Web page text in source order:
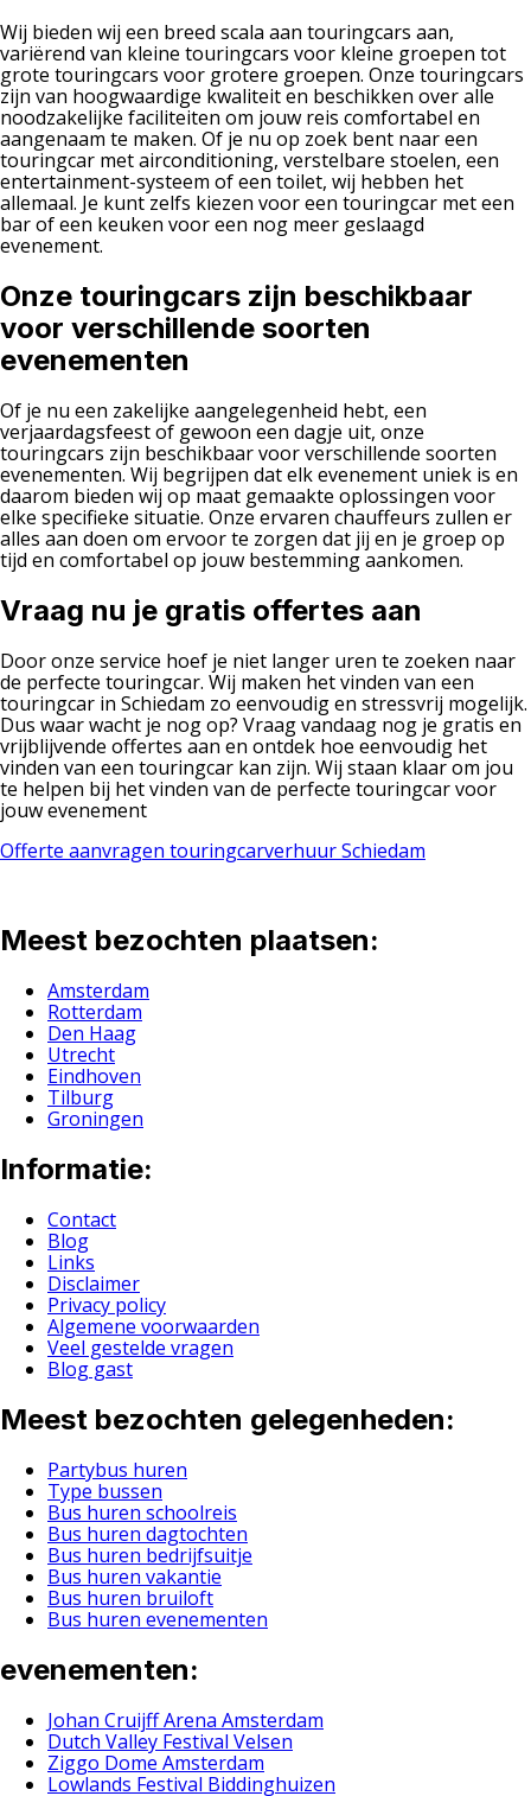
Wij bieden wij een breed scala aan touringcars aan,
variërend van kleine touringcars voor kleine groepen tot
grote touringcars voor grotere groepen. Onze touringcars
zijn van hoogwaardige kwaliteit en beschikken over alle
noodzakelijke faciliteiten om jouw reis comfortabel en
aangenaam te maken. Of je nu op zoek bent naar een
touringcar met airconditioning, verstelbare stoelen, een
entertainment-systeem of een toilet, wij hebben het
allemaal. Je kunt zelfs kiezen voor een touringcar met een
bar of een keuken voor een nog meer geslaagd
evenement.
Onze touringcars zijn beschikbaar
voor verschillende soorten
evenementen
Of je nu een zakelijke aangelegenheid hebt, een
verjaardagsfeest of gewoon een dagje uit, onze
touringcars zijn beschikbaar voor verschillende soorten
evenementen. Wij begrijpen dat elk evenement uniek is en
daarom bieden wij op maat gemaakte oplossingen voor
elke specifieke situatie. Onze ervaren chauffeurs zullen er
alles aan doen om ervoor te zorgen dat jij en je groep op
tijd en comfortabel op jouw bestemming aankomen.
Vraag nu je gratis offertes aan
Door onze service hoef je niet langer uren te zoeken naar
de perfecte touringcar. Wij maken het vinden van een
touringcar in Schiedam zo eenvoudig en stressvrij mogelijk.
Dus waar wacht je nog op? Vraag vandaag nog je gratis en
vrijblijvende offertes aan en ontdek hoe eenvoudig het
vinden van een touringcar kan zijn. Wij staan klaar om jou
te helpen bij het vinden van de perfecte touringcar voor
jouw evenement
Offerte aanvragen touringcarverhuur Schiedam
Meest bezochten plaatsen:
Amsterdam
Rotterdam
Den Haag
Utrecht
Eindhoven
Tilburg
Groningen
Informatie:
Contact
Blog
Links
Disclaimer
Privacy policy
Algemene voorwaarden
Veel gestelde vragen
Blog gast
Meest bezochten gelegenheden:
Partybus huren
Type bussen
Bus huren schoolreis
Bus huren dagtochten
Bus huren bedrijfsuitje
Bus huren vakantie
Bus huren bruiloft
Bus huren evenementen
evenementen:
Johan Cruijff Arena Amsterdam
Dutch Valley Festival Velsen
Ziggo Dome Amsterdam
Lowlands Festival Biddinghuizen